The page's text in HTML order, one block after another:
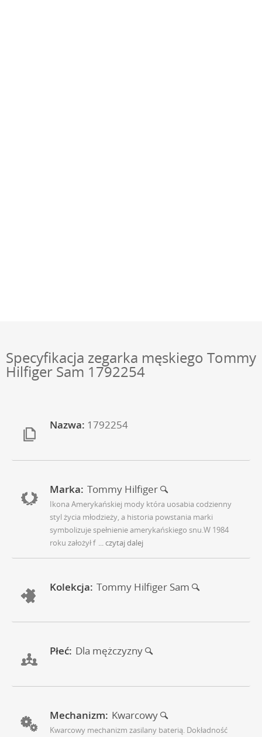
Specyfikacja zegarka męskiego Tommy
Hilfiger Sam 1792254
Nazwa: 1792254
Marka: Tommy Hilfiger
Ikona Amerykańskiej mody która uosabia codzienny
styl życia młodzieży, a historia powstania marki
symbolizuje spełnienie amerykańskiego snu.W 1984
roku założył f ... czytaj dalej
Kolekcja: Tommy Hilfiger Sam
Płeć: Dla mężczyzny
Mechanizm: Kwarcowy
Kwarcowy mechanizm zasilany baterią. Dokładność